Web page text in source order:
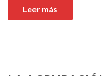
Leer más